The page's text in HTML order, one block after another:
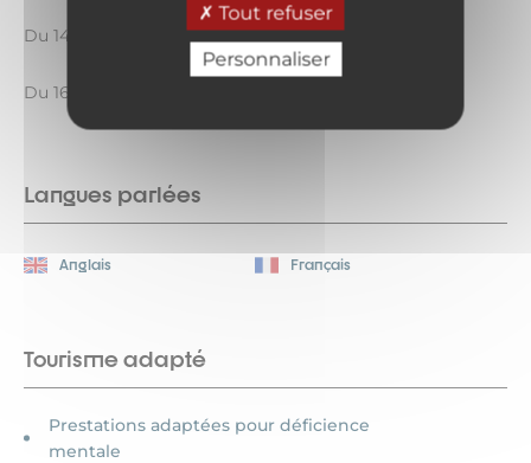
Tout refuser
Personnaliser
Du 14/05 au 02/10 tous les jours.
Du 16/12 au 07/04 tous les jours.
Langues parlées
Anglais Français
Tourisme adapté
Prestations adaptées pour déficience
mentale